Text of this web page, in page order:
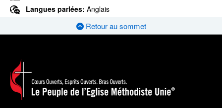
Langues parlées: Anglais
Retour au sommet